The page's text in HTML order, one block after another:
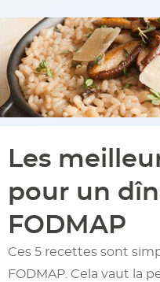
Les
pour un
FODMAP
Ces 5 recettes sont
FODMAP. Cela vaut la